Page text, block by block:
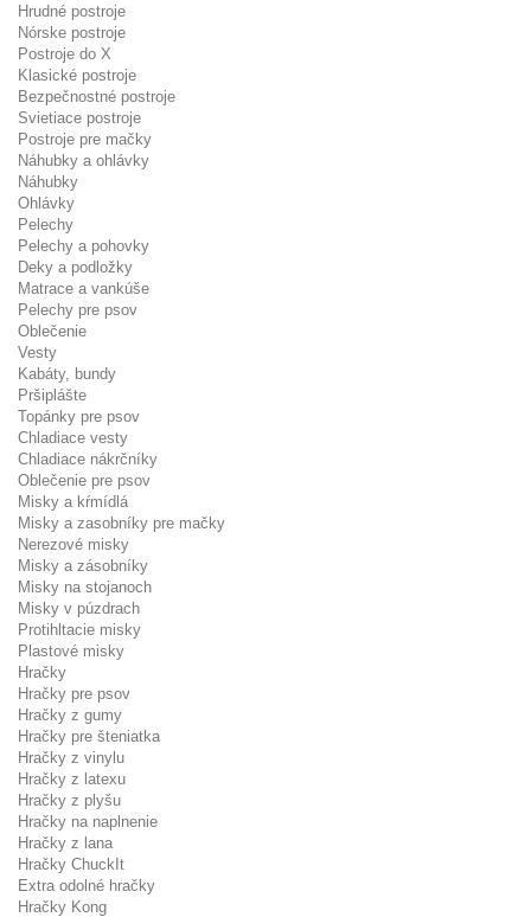
Hrudné postroje
Nórske postroje
Postroje do X
Klasické postroje
Bezpečnostné postroje
Svietiace postroje
Postroje pre mačky
Náhubky a ohlávky
Náhubky
Ohlávky
Pelechy
Pelechy a pohovky
Deky a podložky
Matrace a vankúše
Pelechy pre psov
Oblečenie
Vesty
Kabáty, bundy
Pršiplášte
Topánky pre psov
Chladiace vesty
Chladiace nákrčníky
Oblečenie pre psov
Misky a kŕmídlá
Misky a zasobníky pre mačky
Nerezové misky
Misky a zásobníky
Misky na stojanoch
Misky v púzdrach
Protihltacie misky
Plastové misky
Hračky
Hračky pre psov
Hračky z gumy
Hračky pre šteniatka
Hračky z vinylu
Hračky z latexu
Hračky z plyšu
Hračky na naplnenie
Hračky z lana
Hračky ChuckIt
Extra odolné hračky
Hračky Kong